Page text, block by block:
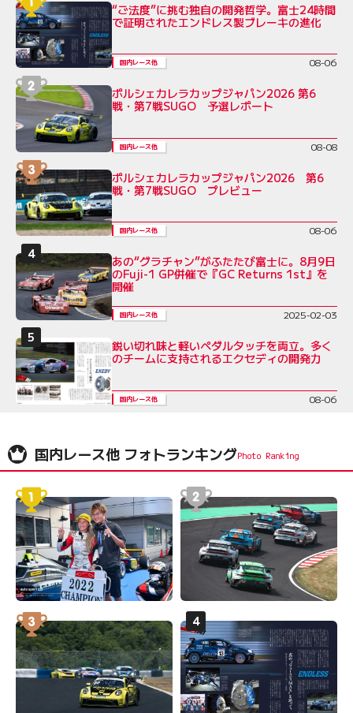
“ご法度”に挑む独自の開発哲学。富士24時間
で証明されたエンドレス製ブレーキの進化
国内レース他 08-06
ポルシェカレラカップジャパン2026 第6
戦・第7戦SUGO 予選レポート
国内レース他 08-08
ポルシェカレラカップジャパン2026 第6
戦・第7戦SUGO プレビュー
国内レース他 08-06
あの“グラチャン”がふたたび富士に。8月9日
のFuji-1 GP併催で『GC Returns 1st』を
開催
国内レース他 2025-02-03
鋭い切れ味と軽いペダルタッチを両立。多く
のチームに支持されるエクセディの開発力
国内レース他 08-06
国内レース他 フォトランキング